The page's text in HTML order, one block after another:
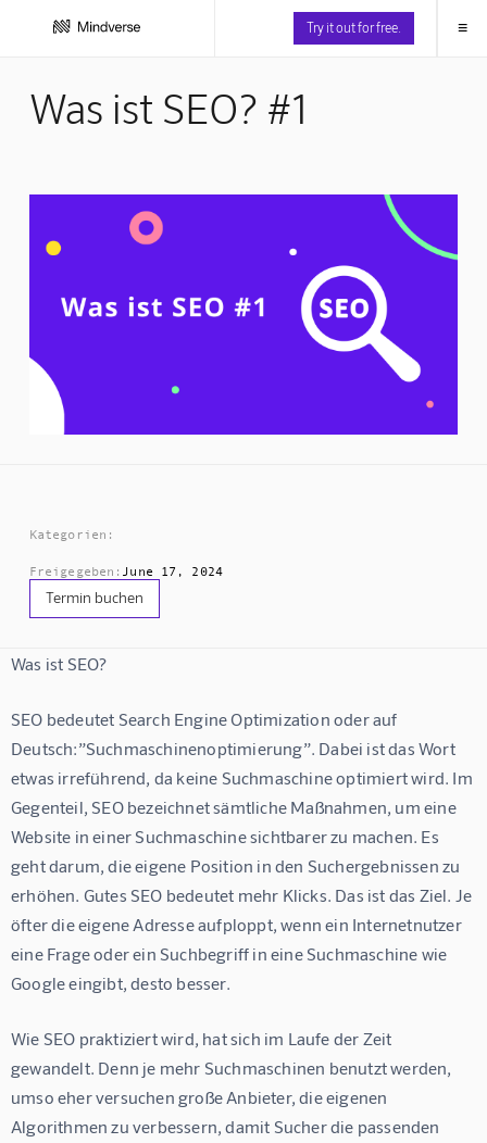
Try it out for free. ≡
Was ist SEO? #1
Kategorien:
Freigegeben: June 17, 2024
Termin buchen
Was ist SEO?
SEO bedeutet Search Engine Optimization oder auf
Deutsch:”Suchmaschinenoptimierung”. Dabei ist das Wort
etwas irreführend, da keine Suchmaschine optimiert wird. Im
Gegenteil, SEO bezeichnet sämtliche Maßnahmen, um eine
Website in einer Suchmaschine sichtbarer zu machen. Es
geht darum, die eigene Position in den Suchergebnissen zu
erhöhen. Gutes SEO bedeutet mehr Klicks. Das ist das Ziel. Je
öfter die eigene Adresse aufploppt, wenn ein Internetnutzer
eine Frage oder ein Suchbegriff in eine Suchmaschine wie
Google eingibt, desto besser.
Wie SEO praktiziert wird, hat sich im Laufe der Zeit
gewandelt. Denn je mehr Suchmaschinen benutzt werden,
umso eher versuchen große Anbieter, die eigenen
Algorithmen zu verbessern, damit Sucher die passenden